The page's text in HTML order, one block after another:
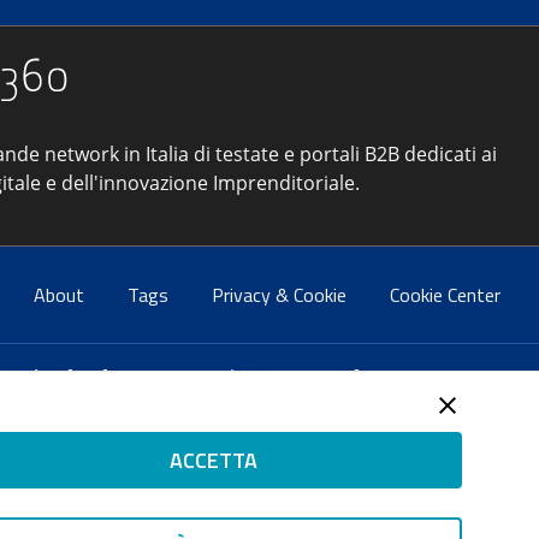
network in Italia di testate e portali B2B dedicati ai
e dell'innovazione Imprenditoriale.
About Tags Privacy & Cookie Cookie Center
info@forumpa.it- tel. 06 684251 - fax. 06 68425433
2 maggio 2008 - Direttore resp. Michela Stentella
per il sistema di management di qualità SQS (ISO
AWS
ACCETTA